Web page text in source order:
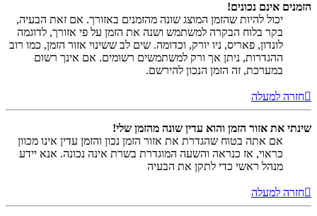
הזמנים אינם נכונים!
יכול להיות שהזמן המוצג שונה מהזמנים באזורך. אם זאת הבעיה,
בקר בלוח הבקרה למשתמש ושנה את הזמן על פי אזורך, לדוגמה
לונדון, פאריס, ניו יורק, וכדומה. שים לב ששינוי אזור הזמן, כמו רוב
ההגדרות, ניתן אך ורק למשתמשים רשומים. אם אינך רשום
במערכת, זה הזמן הנכון להירשם.
חזרה למעלה
שינתי את אזור הזמן והוא עדין שונה מהזמן שלי!
אם אתה בטוח שהגדרת את אזור הזמן נכון והזמן עדין אינו מכוון
כראוי, אז כנראה והשעה המוגדרת בשרת אינה נכונה. אנא יידע
מנהל ראשי כדי לתקן את הבעיה
חזרה למעלה